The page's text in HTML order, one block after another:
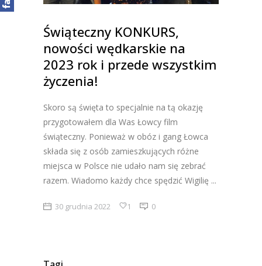
Świąteczny KONKURS,
nowości wędkarskie na
2023 rok i przede wszystkim
życzenia!
Skoro są święta to specjalnie na tą okazję
przygotowałem dla Was Łowcy film
świąteczny. Ponieważ w obóz i gang Łowca
składa się z osób zamieszkujących różne
miejsca w Polsce nie udało nam się zebrać
razem. Wiadomo każdy chce spędzić Wigilię
30 grudnia 2022 1 0